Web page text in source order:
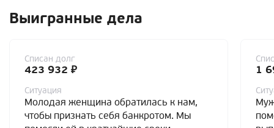
Выигранные дела
Списан долг
423 932 ₽
Ситуация
Молодая женщина обратилась к нам,
чтобы признать себя банкротом. Мы
1